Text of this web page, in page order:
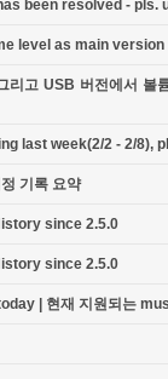
been resolved - pls.
level as main version
리고 USB 버전에서 볼
last week(2/2 - 2/8),
기록 요약
since 2.5.0
since 2.5.0
| 현재 지원되는